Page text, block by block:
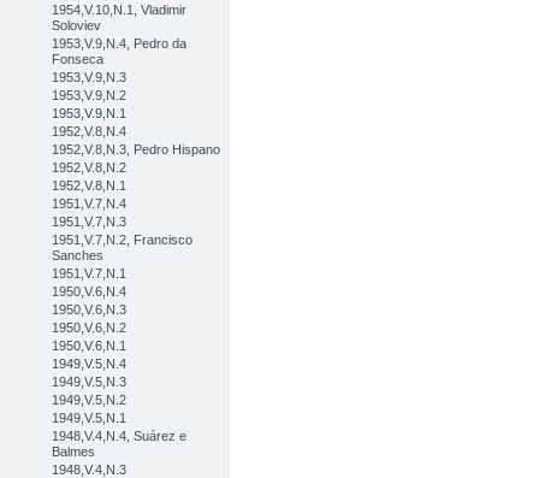
1954,V.10,N.1, Vladimir
Soloviev
1953,V.9,N.4, Pedro da
Fonseca
1953,V.9,N.3
1953,V.9,N.2
1953,V.9,N.1
1952,V.8,N.4
1952,V.8,N.3, Pedro Hispano
1952,V.8,N.2
1952,V.8,N.1
1951,V.7,N.4
1951,V.7,N.3
1951,V.7,N.2, Francisco
Sanches
1951,V.7,N.1
1950,V.6,N.4
1950,V.6,N.3
1950,V.6,N.2
1950,V.6,N.1
1949,V.5,N.4
1949,V.5,N.3
1949,V.5,N.2
1949,V.5,N.1
1948,V.4,N.4, Suárez e
Balmes
1948,V.4,N.3